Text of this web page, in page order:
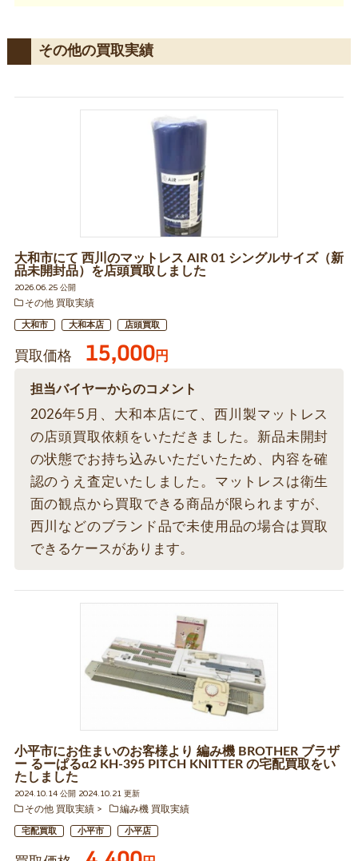
その他の買取実績
大和市にて 西川のマットレス AIR 01 シングルサイズ（新
品未開封品）を店頭買取しました
2026.06.25 公開
その他 買取実績
大和市 大和本店 店頭買取
買取価格 15,000円
担当バイヤーからのコメント
2026年5月、大和本店にて、西川製マットレス
の店頭買取依頼をいただきました。新品未開封
の状態でお持ち込みいただいたため、内容を確
認のうえ査定いたしました。マットレスは衛生
面の観点から買取できる商品が限られますが、
西川などのブランド品で未使用品の場合は買取
できるケースがあります。
小平市にお住まいのお客様より 編み機 BROTHER ブラザ
ー るーぱるα2 KH-395 PITCH KNITTER の宅配買取をい
たしました
2024.10.14 公開 2024.10.21 更新
その他 買取実績
編み機 買取実績
宅配買取 小平市 小平店